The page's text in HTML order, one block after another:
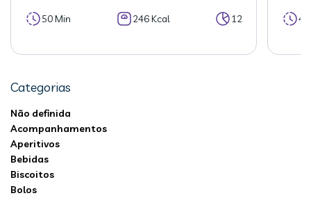
50 Min 246 Kcal 12
Categorias
Não definida
Acompanhamentos
Aperitivos
Bebidas
Biscoitos
Bolos